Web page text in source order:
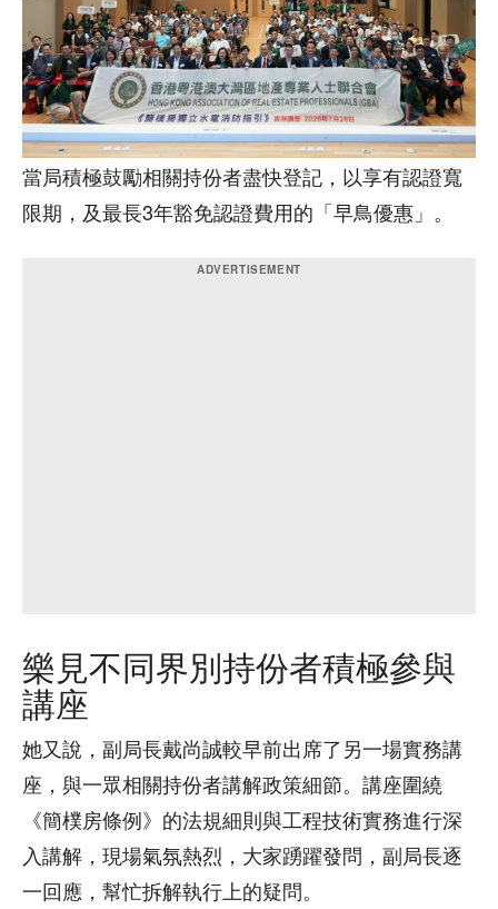
當局積極鼓勵相關持份者盡快登記，以享有認證寬
限期，及最長3年豁免認證費用的「早鳥優惠」。
樂見不同界別持份者積極參與
講座
她又說，副局長戴尚誠較早前出席了另一場實務講
座，與一眾相關持份者講解政策細節。講座圍繞
《簡樸房條例》的法規細則與工程技術實務進行深
入講解，現場氣氛熱烈，大家踴躍發問，副局長逐
一回應，幫忙拆解執行上的疑問。